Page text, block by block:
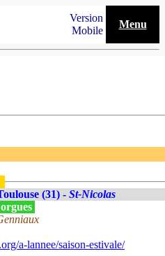
Version
Mobile
Menu
(31) - St-Nicolas
a-lannee/saison-estivale/